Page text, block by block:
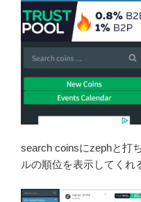
search coinsにzephと打
ルの順位を表示してくれ